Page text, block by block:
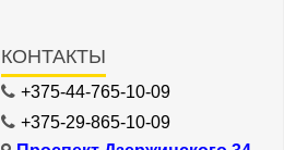
КОНТАКТЫ
+375-44-765-10-09
+375-29-865-10-09